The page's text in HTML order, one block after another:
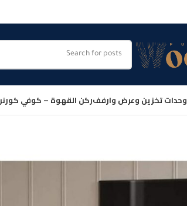
وحدات تخزين وعرض وارففركن القهوة – كوفي كورنر